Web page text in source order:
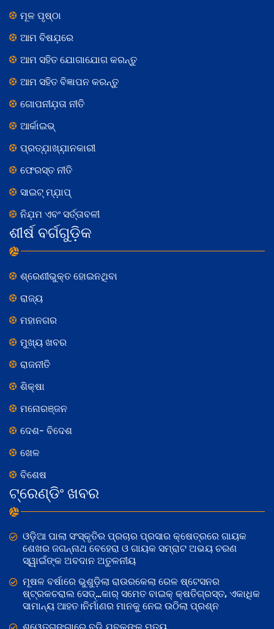
ମୂଳ ପୃଷ୍ଠା
ଆମ ବିଷଯ଼ରେ
ଆମ ସହିତ ଯୋଗାଯୋଗ କରନ୍ତୁ
ଆମ ସହିତ ବିଜ୍ଞାପନ କରନ୍ତୁ
ଗୋପନୀଯ଼ତା ନୀତି
ଆର୍କାଇଭ୍
ପ୍ରତ୍ଯ଼ାଖ୍ଯ଼ାନକାରୀ
ଫେରସ୍ତ ନୀତି
ସାଇଟ୍ ମ୍ଯ଼ାପ୍
ନିଯ଼ମ ଏବଂ ସର୍ତ୍ତାବଳୀ
ଶୀର୍ଷ ବର୍ଗଗୁଡ଼ିକ
ଶ୍ରେଣୀଭୁକ୍ତ ହୋଇନଥିବା
ରାଜ୍ୟ
ମହାନଗର
ମୁଖ୍ୟ ଖବର
ରାଜନୀତି
ଶିକ୍ଷା
ମନୋରଞ୍ଜନ
ଦେଶ- ବିଦେଶ
ଖେଳ
ବିଶେଷ
ଟ୍ରେଣ୍ଡିଂ ଖବର
ଓଡ଼ିଆ ପାଲା ସଂସ୍କୃତିର ପ୍ରଚାର ପ୍ରସାର କ୍ଷେତ୍ରରେ ଗାୟକ
ଶେଖର ଜଗନ୍ନାଥ ବେହେରା ଓ ଗାୟକ ସମ୍ରାଟ ଅଭୟ ଚରଣ
ସ୍ୱାଇଁଙ୍କ ଅବଦାନ ଅତୁଳନୀୟ
ମୂଷଳ ବର୍ଷାରେ ଭୁଶୁଡ଼ିଲା ରାଉରକେଲା ରେଳ ଷ୍ଟେସନର
ଷ୍ଟ୍ରକଚରାଲ ସେଡ୍…କାର୍‌ ସମେତ ବାଇକ୍‌ କ୍ଷତିଗ୍ରସ୍ତ, ଏକାଧିକ
ସାମାନ୍ୟ ଆହତ।ନିର୍ମାଣର ମାନକୁ ନେଇ ଉଠିଲା ପ୍ରଶ୍ନ
ଶ୍ୱେତଗଙ୍ଗାରେ ବୁଡି ଯୁବକଙ୍କ ମୃତ୍ୟୁ